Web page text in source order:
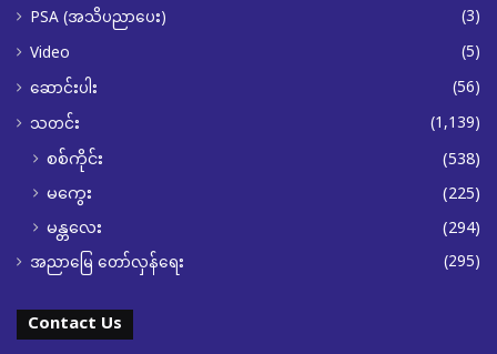
PSA (အသိပညာပေး)
(3)
Video
(5)
ဆောင်းပါး
(56)
သတင်း
(1,139)
စစ်ကိုင်း
(538)
မကွေး
(225)
မန္တလေး
(294)
အညာမြေ တော်လှန်ရေး (295)
Contact Us